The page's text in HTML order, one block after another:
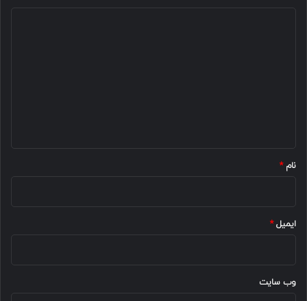
نام*
ایمیل*
وب‌ سایت